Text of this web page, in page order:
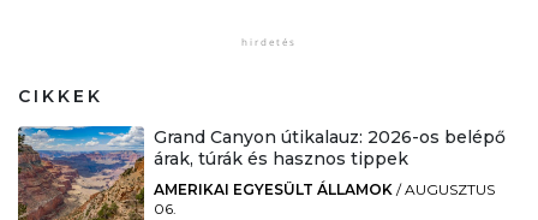
CIKKEK
Grand Canyon útikalauz: 2026-os belépő
árak, túrák és hasznos tippek
AMERIKAI EGYESÜLT ÁLLAMOK /AUGUSZTUS
06.